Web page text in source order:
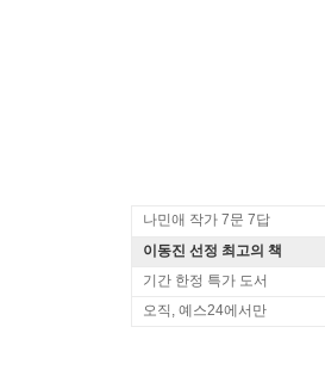
나민애 작가 7문 7답
이동진 선정 최고의 책
기간 한정 특가 도서
오직, 예스24에서만